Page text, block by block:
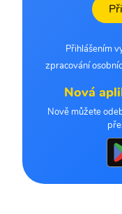
Přihlášením
zpracování
Nová
Nově můžete